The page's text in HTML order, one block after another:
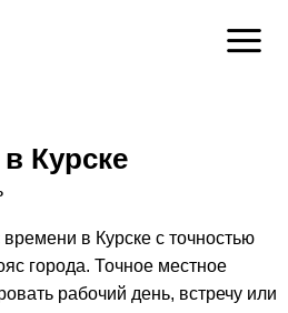
Курске
времени в Курске с точностью
города. Точное местное
рабочий день, встречу или